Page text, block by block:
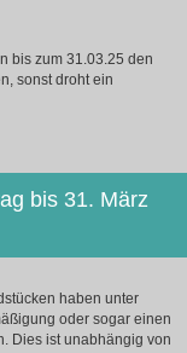
bis zum 31.03.25 den
sonst droht ein
bis 31. März
haben unter
oder sogar einen
Dies ist unabhängig von